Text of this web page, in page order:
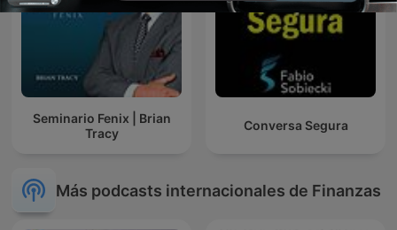
Seminario Fenix | Brian
Tracy
Conversa Segura
Más podcasts internacionales de Finanzas